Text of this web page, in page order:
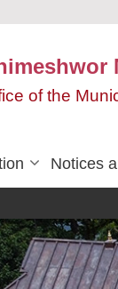
of the
Notices